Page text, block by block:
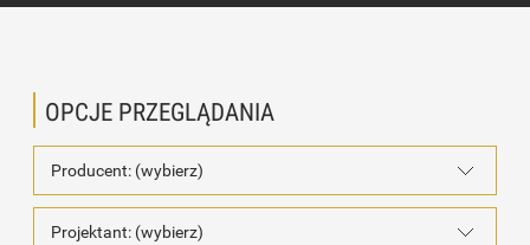
OPCJE PRZEGLĄDANIA
Producent: (wybierz)
Projektant: (wybierz)